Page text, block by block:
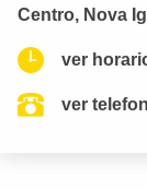
Centro, Nova
ver
ver